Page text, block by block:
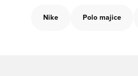
Nike Polo majice